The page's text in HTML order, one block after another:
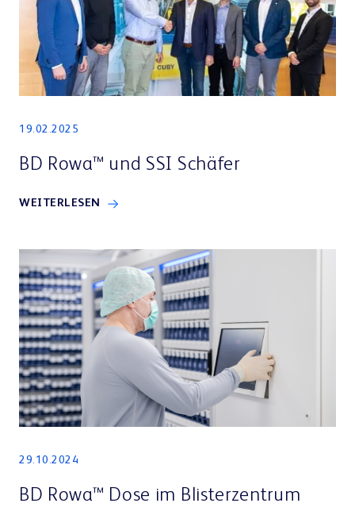
19.02.2025
BD Rowa™ und SSI Schäfer
WEITERLESEN
29.10.2024
BD Rowa™ Dose im Blisterzentrum